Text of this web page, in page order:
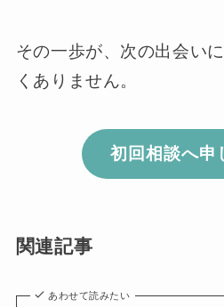
その一歩が、次の出会い
くありません。
初回相談へ申
関連記事
あわせて読みたい